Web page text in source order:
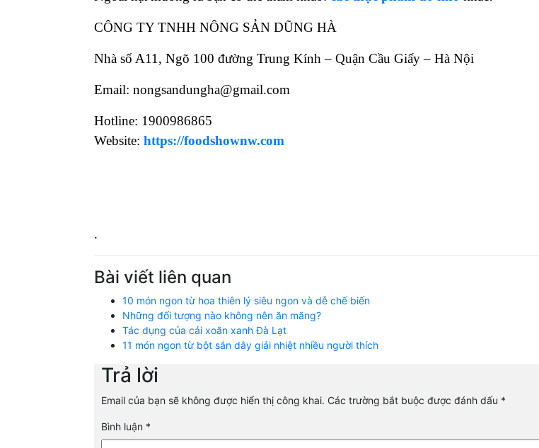
CÔNG TY TNHH NÔNG SẢN DŨNG HÀ
Nhà số A11, Ngõ 100 đường Trung Kính – Quận Cầu Giấy – Hà Nội
Email: nongsandungha@gmail.com
Hotline: 1900986865
Website: https://foodshownw.com
.
Bài viết liên quan
10 món ngon từ hoa thiên lý siêu ngon và dễ chế biến
Những đối tượng nào không nên ăn măng?
Tác dụng của cải xoăn xanh Đà Lạt
11 món ngon từ bột sắn dây giải nhiệt nhiều người thích
Trả lời
Email của bạn sẽ không được hiển thị công khai. Các trường bắt buộc được đánh dấu *
Bình luận *